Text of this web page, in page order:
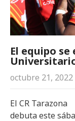
El equipo
octubre 21, 2022
El CR Tarazona
debuta este